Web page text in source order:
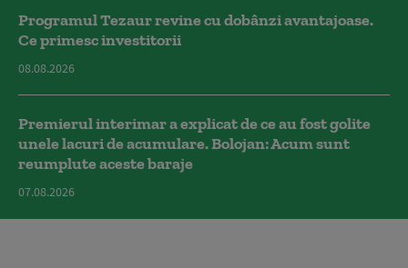
Programul Tezaur revine cu dobânzi avantajoase.
Ce primesc investitorii
08.08.2026
Premierul interimar a explicat de ce au fost golite
unele lacuri de acumulare. Bolojan: Acum sunt
reumplute aceste baraje
07.08.2026